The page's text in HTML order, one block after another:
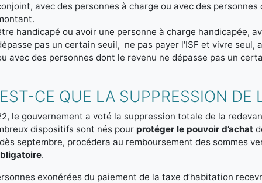
avec des personnes à charge ou avec des
handicapé ou avoir une personne à charge handicapée,
pas un certain seuil, ne pas payer l'ISF et vivre seul,
avec des personnes dont le revenu ne dépasse pas un
CE QUE LA SUPPRESSION DE
le gouvernement a voté la suppression totale de la
dispositifs sont nés pour protéger le pouvoir d’achat
dès septembre, procédera au remboursement des sommes
.
exonérées du paiement de la taxe d’habitation